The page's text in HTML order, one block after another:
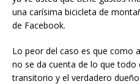
una carísima bicicleta de
de Facebook.
Lo peor del caso es que como
no se da cuenta de lo que todo
transitorio y el verdadero